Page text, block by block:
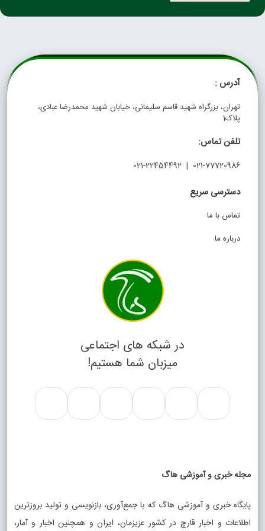
آدرس :
تهران، بزرگراه شهید قاسم سلیمانی، خیابان شهید محمدرضا عبادی،
پلاک1
تلفن تماس:
021-77720986 | 021-22454492
دسترسی سریع
تماس با ما
درباره ما
در شبکه های اجتماعی
میزبان شما هستیم!
مجله خبری و آموزشی هاگ
پایگاه خبری و آموزشی هاگ که با جمع‌آوری، بازنویسی و تولید بروزترین
اطلاعات و اخبار قارچ در کشور عزیزمان، ایران و همچنین اخبار و آمار،